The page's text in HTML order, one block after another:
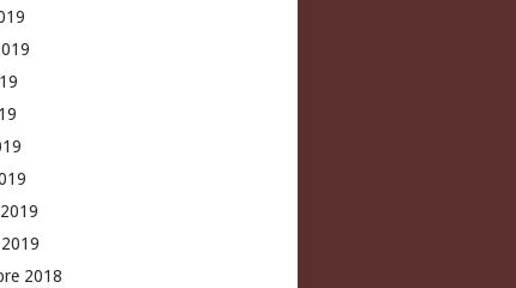
2018